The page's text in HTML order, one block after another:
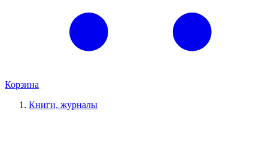
Корзина
Книги, журналы